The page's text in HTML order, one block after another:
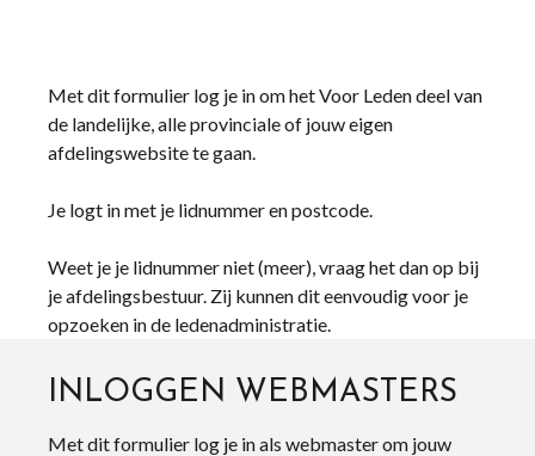
Met dit formulier log je in om het Voor Leden deel van
de landelijke, alle provinciale of jouw eigen
afdelingswebsite te gaan.
Je logt in met je lidnummer en postcode.
Weet je je lidnummer niet (meer), vraag het dan op bij
je afdelingsbestuur. Zij kunnen dit eenvoudig voor je
opzoeken in de ledenadministratie.
INLOGGEN WEBMASTERS
Met dit formulier log je in als webmaster om jouw